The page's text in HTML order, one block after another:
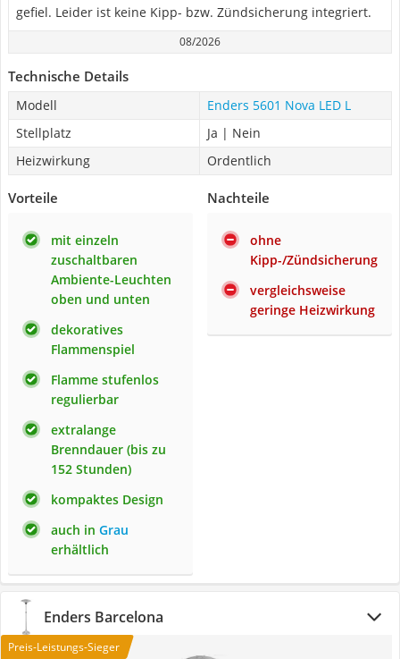
gefiel. Leider ist keine Kipp- bzw. Zündsicherung integriert.
08/2026
Technische Details
Modell
Enders 5601 Nova LED L
Stellplatz
Ja | Nein
Heizwirkung
Ordentlich
Vorteile
mit einzeln
zuschaltbaren
Ambiente-Leuchten
oben und unten
dekoratives
Flammenspiel
Flamme stufenlos
regulierbar
extralange
Brenndauer (bis zu
152 Stunden)
kompaktes Design
auch in Grau
erhältlich
Nachteile
ohne
Kipp-/Zündsicherung
vergleichsweise
geringe Heizwirkung
Enders Barcelona
Preis-Leistungs-Sieger